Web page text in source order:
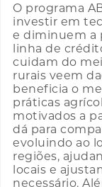
O programa
investir em
e diminuem a
linha de
cuidam do
rurais veem
beneficia o
práticas
motivados a
dá para
evoluindo ao
regiões,
locais e
necessário.